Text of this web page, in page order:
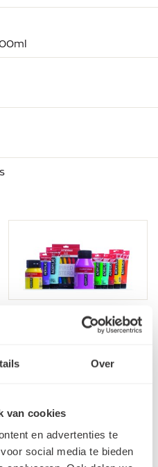
Over
van cookies
en advertenties te
social media te bieden
vr 9:00-17:30; za 9:00-